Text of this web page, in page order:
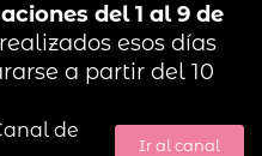
del 1 al 9 de
esos días
a partir del 10
de
Ir al canal